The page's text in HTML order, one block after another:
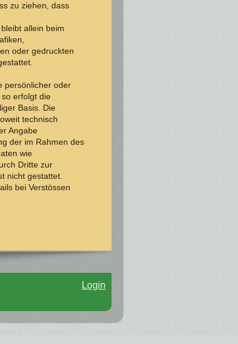
zu ziehen, dass
allein beim
oder gedruckten
persönlicher oder
erfolgt die
Basis. Die
technisch
Angabe
der im Rahmen des
wie
Dritte zur
nicht gestattet.
bei Verstössen
Login